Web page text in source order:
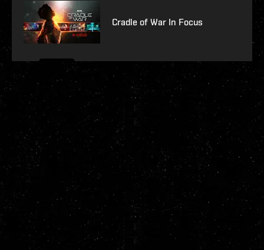
Cradle of War In Focus